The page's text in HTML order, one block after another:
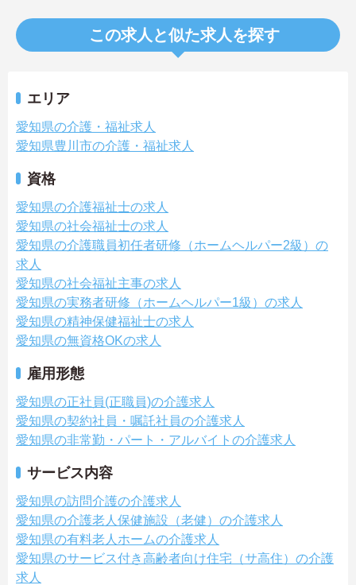
この求人と似た求人を探す
エリア
愛知県の介護・福祉求人
愛知県豊川市の介護・福祉求人
資格
愛知県の介護福祉士の求人
愛知県の社会福祉士の求人
愛知県の介護職員初任者研修（ホームヘルパー2級）の
求人
愛知県の社会福祉主事の求人
愛知県の実務者研修（ホームヘルパー1級）の求人
愛知県の精神保健福祉士の求人
愛知県の無資格OKの求人
雇用形態
愛知県の正社員(正職員)の介護求人
愛知県の契約社員・嘱託社員の介護求人
愛知県の非常勤・パート・アルバイトの介護求人
サービス内容
愛知県の訪問介護の介護求人
愛知県の介護老人保健施設（老健）の介護求人
愛知県の有料老人ホームの介護求人
愛知県のサービス付き高齢者向け住宅（サ高住）の介護
求人